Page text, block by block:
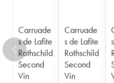
Carruade
s de Lafite
Rothschild
Second
Vin
Carruade
s de Lafite
Rothschild
Second
Vin